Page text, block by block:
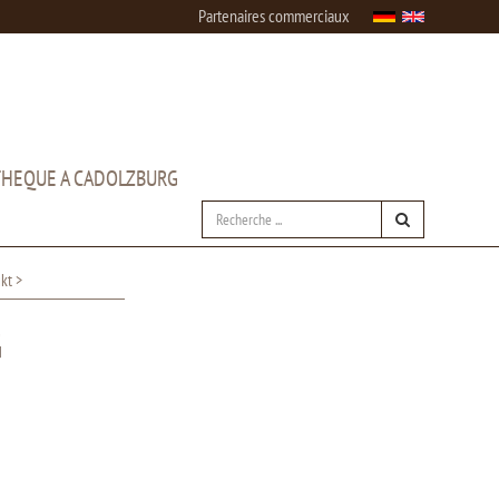
Partenaires commerciaux
A CADOLZBURG
>